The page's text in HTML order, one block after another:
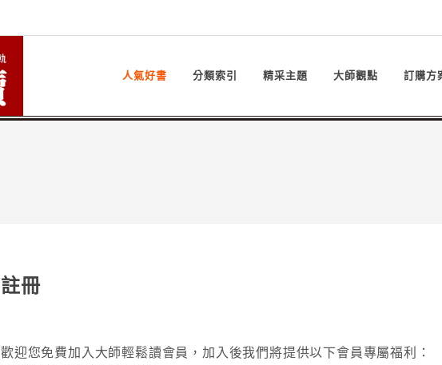
人氣好書 分類索引 精采主題 大師觀點 訂購方
註冊
歡迎您免費加入大師輕鬆讀會員，加入後我們將提供以下會員專屬福利：